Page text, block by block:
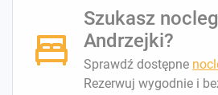
Szukasz
Andrzejki?
Sprawdź dostępne
Rezerwuj wygodnie i